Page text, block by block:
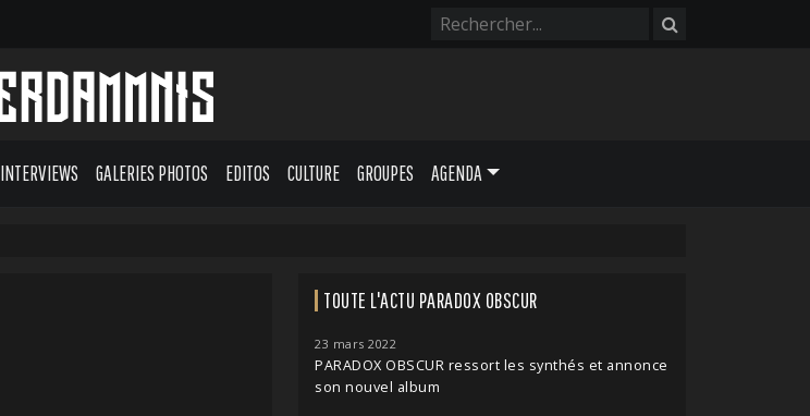
INTERVIEWS GALERIES PHOTOS EDITOS CULTURE GROUPES AGENDA
TOUTE L'ACTU PARADOX OBSCUR
23 mars 2022
PARADOX OBSCUR ressort les synthés et annonce
son nouvel album